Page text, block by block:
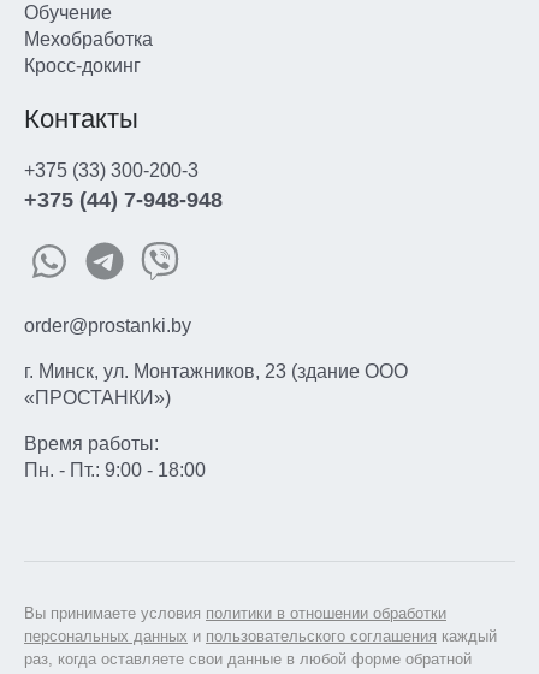
Обучение
Мехобработка
Кросс-докинг
Контакты
+375 (33) 300-200-3
+375 (44) 7-948-948
order@prostanki.by
г. Минск, ул. Монтажников, 23 (здание ООО
«ПРОСТАНКИ»)
Время работы:
Пн. - Пт.: 9:00 - 18:00
Вы принимаете условия политики в отношении обработки
персональных данных и пользовательского соглашения каждый
раз, когда оставляете свои данные в любой форме обратной